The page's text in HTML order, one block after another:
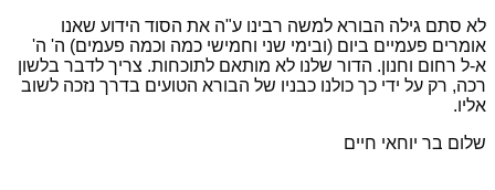
לא סתם גילה הבורא למשה רבינו ע"ה את הסוד הידוע שאנו
אומרים פעמיים ביום (ובימי שני וחמישי כמה וכמה פעמים) ה' ה'
א-ל רחום וחנון. הדור שלנו לא מותאם לתוכחות. צריך לדבר בלשון
רכה, רק על ידי כך כולנו כבניו של הבורא הטועים בדרך נזכה לשוב
אליו.
שלום בר יוחאי חיים